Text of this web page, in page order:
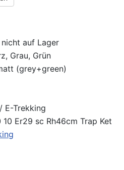
auf Lager
Grau, Grün
(grey+green)
E-Trekking
10 Er29 sc Rh46cm Trap Ket